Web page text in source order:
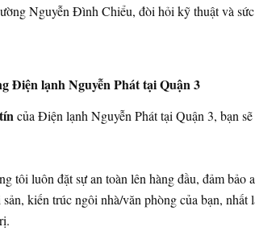
Nguyễn Đình Chiểu, đòi hỏi kỹ thuật và
Điện lạnh Nguyễn Phát tại Quận 3
của Điện lạnh Nguyễn Phát tại Quận 3, bạn
tôi luôn đặt sự an toàn lên hàng đầu, đảm bảo
kiến trúc ngôi nhà/văn phòng của bạn, nhất